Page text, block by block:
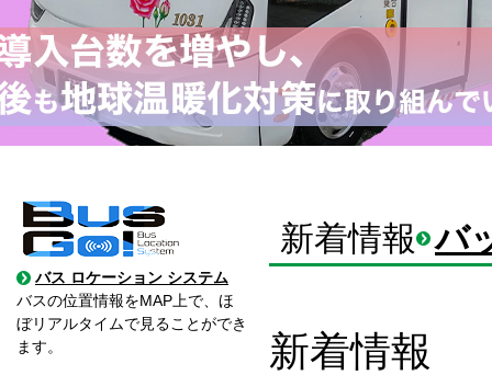
バス ロケーション システム
バスの位置情報をMAP上で、ほ
ぼリアルタイムで見ることができ
ます。
新着情報 バ
新着情報